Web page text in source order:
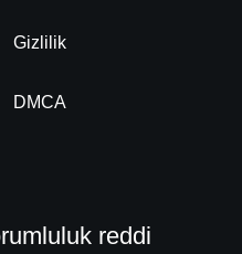
Gizlilik
DMCA
reddi